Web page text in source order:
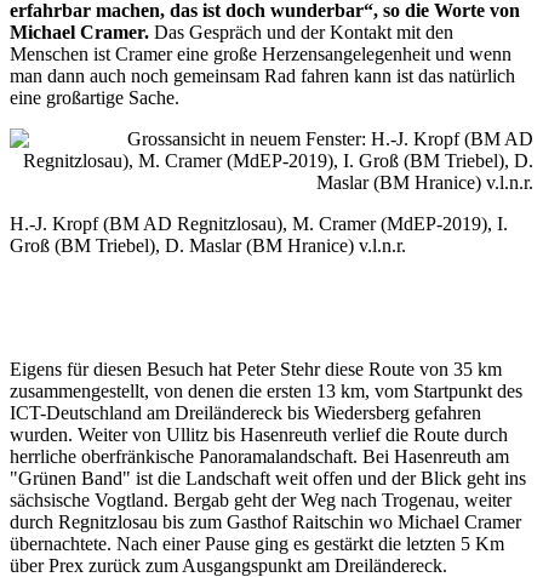
erfahrbar machen, das ist doch wunderbar“, so die Worte von
Michael Cramer. Das Gespräch und der Kontakt mit den
Menschen ist Cramer eine große Herzensangelegenheit und wenn
man dann auch noch gemeinsam Rad fahren kann ist das natürlich
eine großartige Sache.
H.-J. Kropf (BM AD Regnitzlosau), M. Cramer (MdEP-2019), I.
Groß (BM Triebel), D. Maslar (BM Hranice) v.l.n.r.
Eigens für diesen Besuch hat Peter Stehr diese Route von 35 km
zusammengestellt, von denen die ersten 13 km, vom Startpunkt des
ICT-Deutschland am Dreiländereck bis Wiedersberg gefahren
wurden. Weiter von Ullitz bis Hasenreuth verlief die Route durch
herrliche oberfränkische Panoramalandschaft. Bei Hasenreuth am
"Grünen Band" ist die Landschaft weit offen und der Blick geht ins
sächsische Vogtland. Bergab geht der Weg nach Trogenau, weiter
durch Regnitzlosau bis zum Gasthof Raitschin wo Michael Cramer
übernachtete. Nach einer Pause ging es gestärkt die letzten 5 Km
über Prex zurück zum Ausgangspunkt am Dreiländereck.